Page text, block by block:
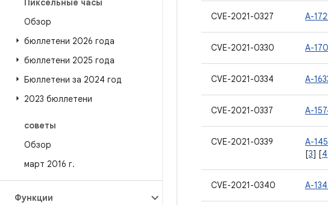
Пиксельные часы
Обзор
бюллетени 2026 года
бюллетени 2025 года
Бюллетени за 2024 год
2023 бюллетени
советы
Обзор
март 2016 г.
Функции
CVE-2021-0327 A-
CVE-2021-0330 A-
CVE-2021-0334 A-
CVE-2021-0337 A-
CVE-2021-0339 A-
[3] [4
CVE-2021-0340 A-